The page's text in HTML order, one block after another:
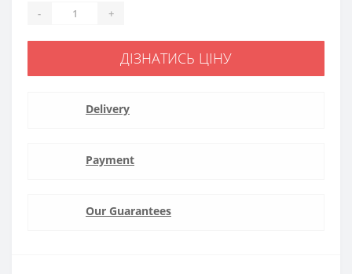
- +
ДІЗНАТИСЬ ЦІНУ
Delivery
Payment
Our Guarantees